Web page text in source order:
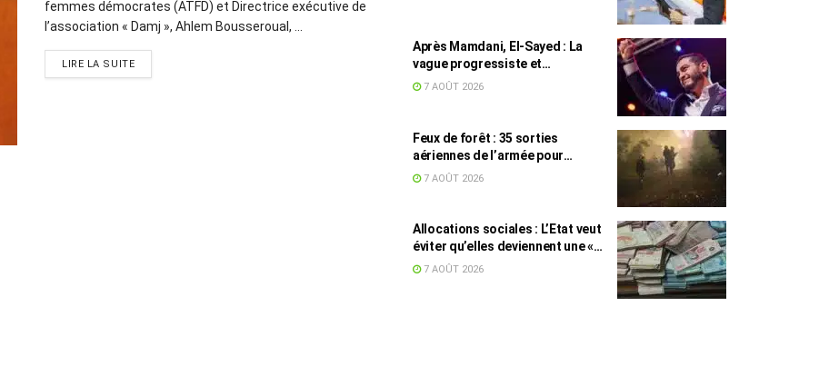
femmes démocrates (ATFD) et Directrice exécutive de
l’association « Damj », Ahlem Bousseroual, ...
LIRE LA SUITE
Après Mamdani, El-Sayed : La
vague progressiste et
musulmane résiste à l’argent de
7 AOÛT 2026
Feux de forêt : 35 sorties
aériennes de l’armée pour
appuyer les secours
7 AOÛT 2026
Allocations sociales : L’Etat veut
éviter qu’elles deviennent une «
aide au chômage »
7 AOÛT 2026